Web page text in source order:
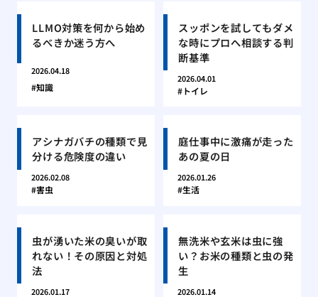
LLMO対策を何から始め
るべきか迷う方へ
2026.04.18
知識
スッポンを試してもダメ
な時にプロへ相談する判
断基準
2026.04.01
トイレ
アシナガバチの種類で見
分ける危険度の違い
2026.02.08
害虫
庭仕事中に激痛が走った
あの夏の日
2026.01.26
生活
虫が湧いた米の臭いが取
れない！その原因と対処
法
2026.01.17
無洗米や玄米は虫に強
い？お米の種類と虫の発
生
2026.01.14